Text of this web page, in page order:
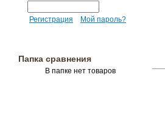
Регистрация Мой пароль?
Папка сравнения
В папке нет товаров